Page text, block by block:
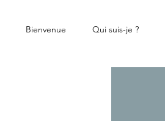
Bienvenue Qui suis-je ?